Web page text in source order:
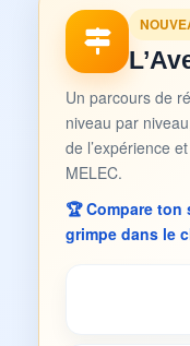
Un parcours de
niveau par
de l’expérience
MELEC.
🏆 Compare ton
grimpe dans le